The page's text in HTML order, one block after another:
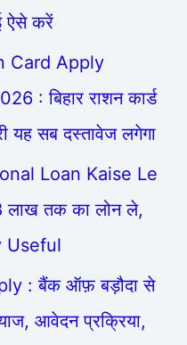
ऐसे करें
Card Apply
: बिहार राशन कार्ड
सब दस्तावेज लगेगा
Loan Kaise Le
लाख तक का लोन ले,
Useful
: बैंक ऑफ़ बड़ौदा से
आवेदन प्रक्रिया,